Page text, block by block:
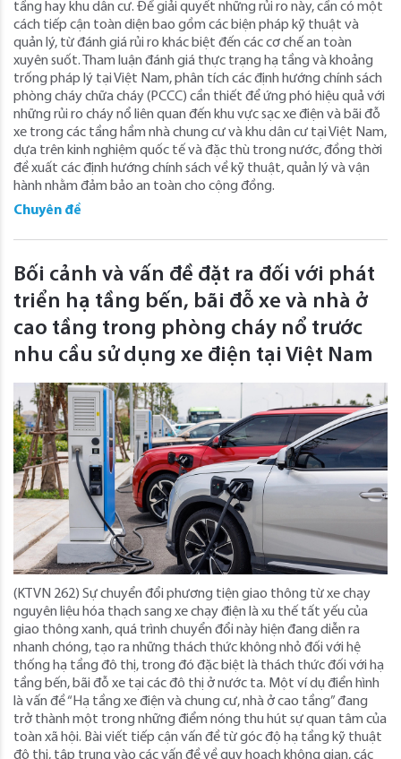
tầng hay khu dân cư. Để giải quyết những rủi ro này, cần có một
cách tiếp cận toàn diện bao gồm các biện pháp kỹ thuật và
quản lý, từ đánh giá rủi ro khác biệt đến các cơ chế an toàn
xuyên suốt. Tham luận đánh giá thực trạng hạ tầng và khoảng
trống pháp lý tại Việt Nam, phân tích các định hướng chính sách
phòng cháy chữa cháy (PCCC) cần thiết để ứng phó hiệu quả với
những rủi ro cháy nổ liên quan đến khu vực sạc xe điện và bãi đỗ
xe trong các tầng hầm nhà chung cư và khu dân cư tại Việt Nam,
dựa trên kinh nghiệm quốc tế và đặc thù trong nước, đồng thời
đề xuất các định hướng chính sách về kỹ thuật, quản lý và vận
hành nhằm đảm bảo an toàn cho cộng đồng.
Chuyên đề
Bối cảnh và vấn đề đặt ra đối với phát
triển hạ tầng bến, bãi đỗ xe và nhà ở
cao tầng trong phòng cháy nổ trước
nhu cầu sử dụng xe điện tại Việt Nam
(KTVN 262) Sự chuyển đổi phương tiện giao thông từ xe chạy
nguyên liệu hóa thạch sang xe chạy điện là xu thế tất yếu của
giao thông xanh, quá trình chuyển đổi này hiện đang diễn ra
nhanh chóng, tạo ra những thách thức không nhỏ đối với hệ
thống hạ tầng đô thị, trong đó đặc biệt là thách thức đối với hạ
tầng bến, bãi đỗ xe tại các đô thị ở nước ta. Một ví dụ điển hình
là vấn đề “Hạ tầng xe điện và chung cư, nhà ở cao tầng” đang
trở thành một trong những điểm nóng thu hút sự quan tâm của
toàn xã hội. Bài viết tiếp cận vấn đề từ góc độ hạ tầng kỹ thuật
đô thị, tập trung vào các vấn đề về quy hoạch không gian, các